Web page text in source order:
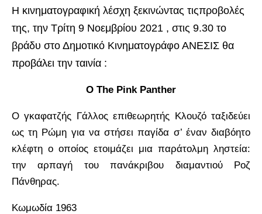
Η κινηματογραφική λέσχη ξεκινώντας τιςπροβολές
της, την Τρίτη 9 Νοεμβρίου 2021 , στις 9.30 το
βράδυ στο Δημοτικό Κινηματογράφο ΑΝΕΣΙΣ θα
προβάλει την ταινία :
Ο The Pink Panther
Ο γκαφατζής Γάλλος επιθεωρητής Κλουζό ταξιδεύει
ως τη Ρώμη για να στήσει παγίδα σ’ έναν διαβόητο
κλέφτη ο οποίος ετοιμάζει μια παράτολμη ληστεία:
την αρπαγή του πανάκριβου διαμαντιού Ροζ
Πάνθηρας.
Κωμωδία 1963